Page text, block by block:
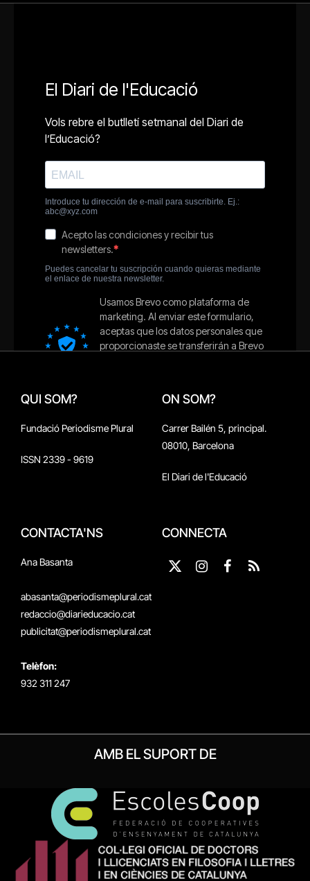
QUI SOM?
Fundació Periodisme Plural
ISSN 2339 - 9619
ON SOM?
Carrer Bailén 5, principal.
08010, Barcelona
El Diari de l'Educació
CONTACTA'NS
Ana Basanta
abasanta@periodismeplural.cat
redaccio@diarieducacio.cat
publicitat@periodismeplural.cat
Telèfon:
932 311 247
CONNECTA
X
Instagram
Facebook
RSS
AMB EL SUPORT DE